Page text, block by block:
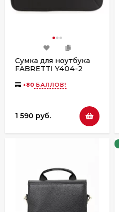
Сумка для ноутбука
FABRETTI Y404-2
+80 БАЛЛОВ!
1 590 руб.